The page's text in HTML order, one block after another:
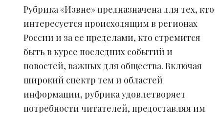
Рубрика «Извне» предназначена для тех, кто
интересуется происходящим в регионах
России и за ее пределами, кто стремится
быть в курсе последних событий и
новостей, важных для общества. Включая
широкий спектр тем и областей
информации, рубрика удовлетворяет
потребности читателей, предоставляя им